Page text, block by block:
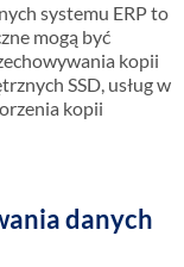
systemu ERP to
mogą być
kopii
SSD, usług w
kopii
danych